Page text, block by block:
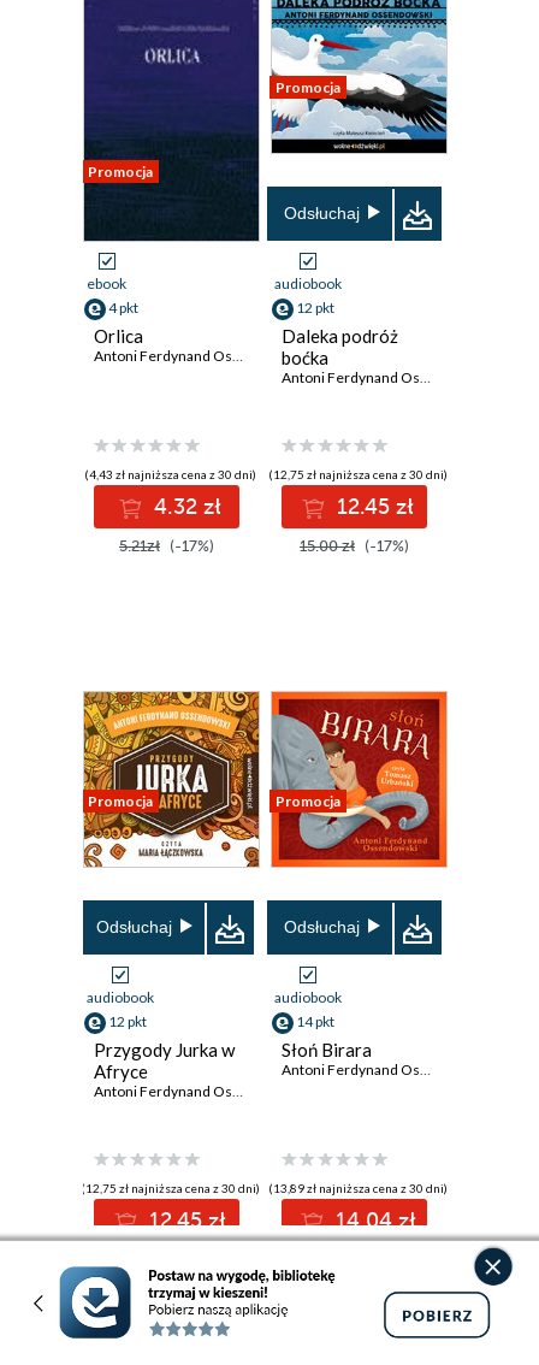
Promocja
ebook
4 pkt
Orlica
Antoni Ferdynand Ossendowski
(4,43 zł najniższa cena z 30 dni)
4.32 zł
5.21zł (-17%)
Promocja
Odsłuchaj
audiobook
12 pkt
Daleka podróż
boćka
Antoni Ferdynand Ossendowski
(12,75 zł najniższa cena z 30 dni)
12.45 zł
15.00 zł (-17%)
Promocja
Odsłuchaj
audiobook
12 pkt
Przygody Jurka w
Afryce
Antoni Ferdynand Ossendowski
(12,75 zł najniższa cena z 30 dni)
12.45 zł
Promocja
Odsłuchaj
audiobook
14 pkt
Słoń Birara
Antoni Ferdynand Ossendowski
(13,89 zł najniższa cena z 30 dni)
14.04 zł